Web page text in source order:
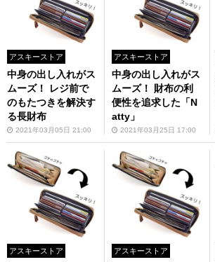
アスキーストア
中身の出し入れがス
ムーズ！ レジ前で
のもたつきを解決す
る長財布
2021年03月05日 21:00
アスキーストア
中身の出し入れがス
ムーズ！ 財布の利
便性を追求した「N
atty」
2021年03月25日 17:00
アスキーストア アスキーストア